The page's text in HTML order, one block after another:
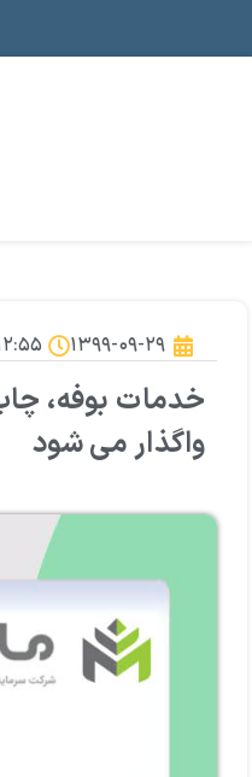
۱۳۹۹-۰۹-۲۹
خدمات بوفه،
واگذار می شود